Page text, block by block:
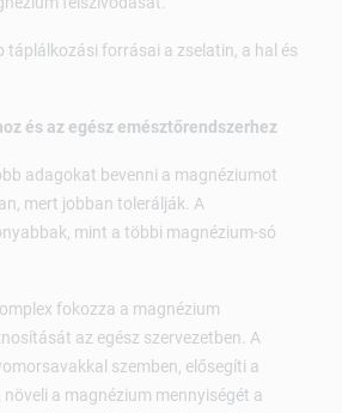
táplálkozási forrásai a zselatin, a hal és
és az egész emésztőrendszerhez
adagokat bevenni a magnéziumot
mert jobban tolerálják. A
mint a többi magnézium-só
fokozza a magnézium
az egész szervezetben. A
szemben, elősegíti a
a magnézium mennyiségét a